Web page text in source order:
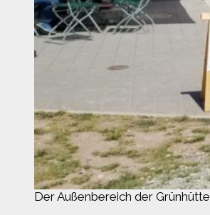
Der Außenbereich der Grünhütte